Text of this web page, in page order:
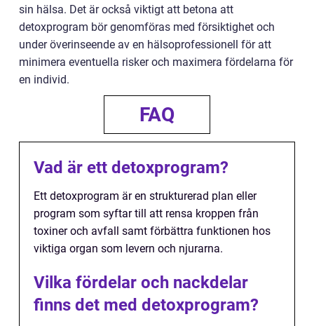
sin hälsa. Det är också viktigt att betona att
detoxprogram bör genomföras med försiktighet och
under överinseende av en hälsoprofessionell för att
minimera eventuella risker och maximera fördelarna för
en individ.
FAQ
Vad är ett detoxprogram?
Ett detoxprogram är en strukturerad plan eller
program som syftar till att rensa kroppen från
toxiner och avfall samt förbättra funktionen hos
viktiga organ som levern och njurarna.
Vilka fördelar och nackdelar
finns det med detoxprogram?